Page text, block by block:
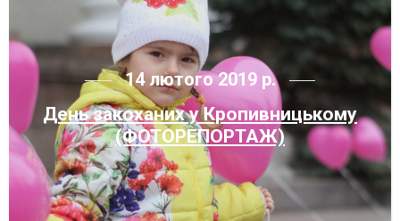
14 лютого 2019 р.
День закоханих у Кропивницькому
(ФОТОРЕПОРТАЖ)